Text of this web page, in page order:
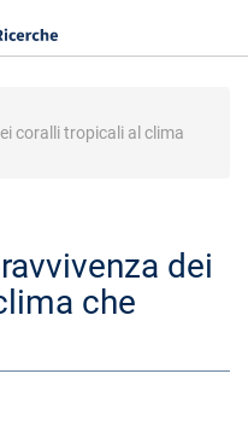
coralli tropicali al clima
dei
che